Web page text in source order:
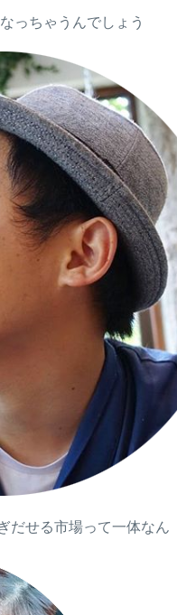
っちゃうんでしょう
だせる市場って一体なん